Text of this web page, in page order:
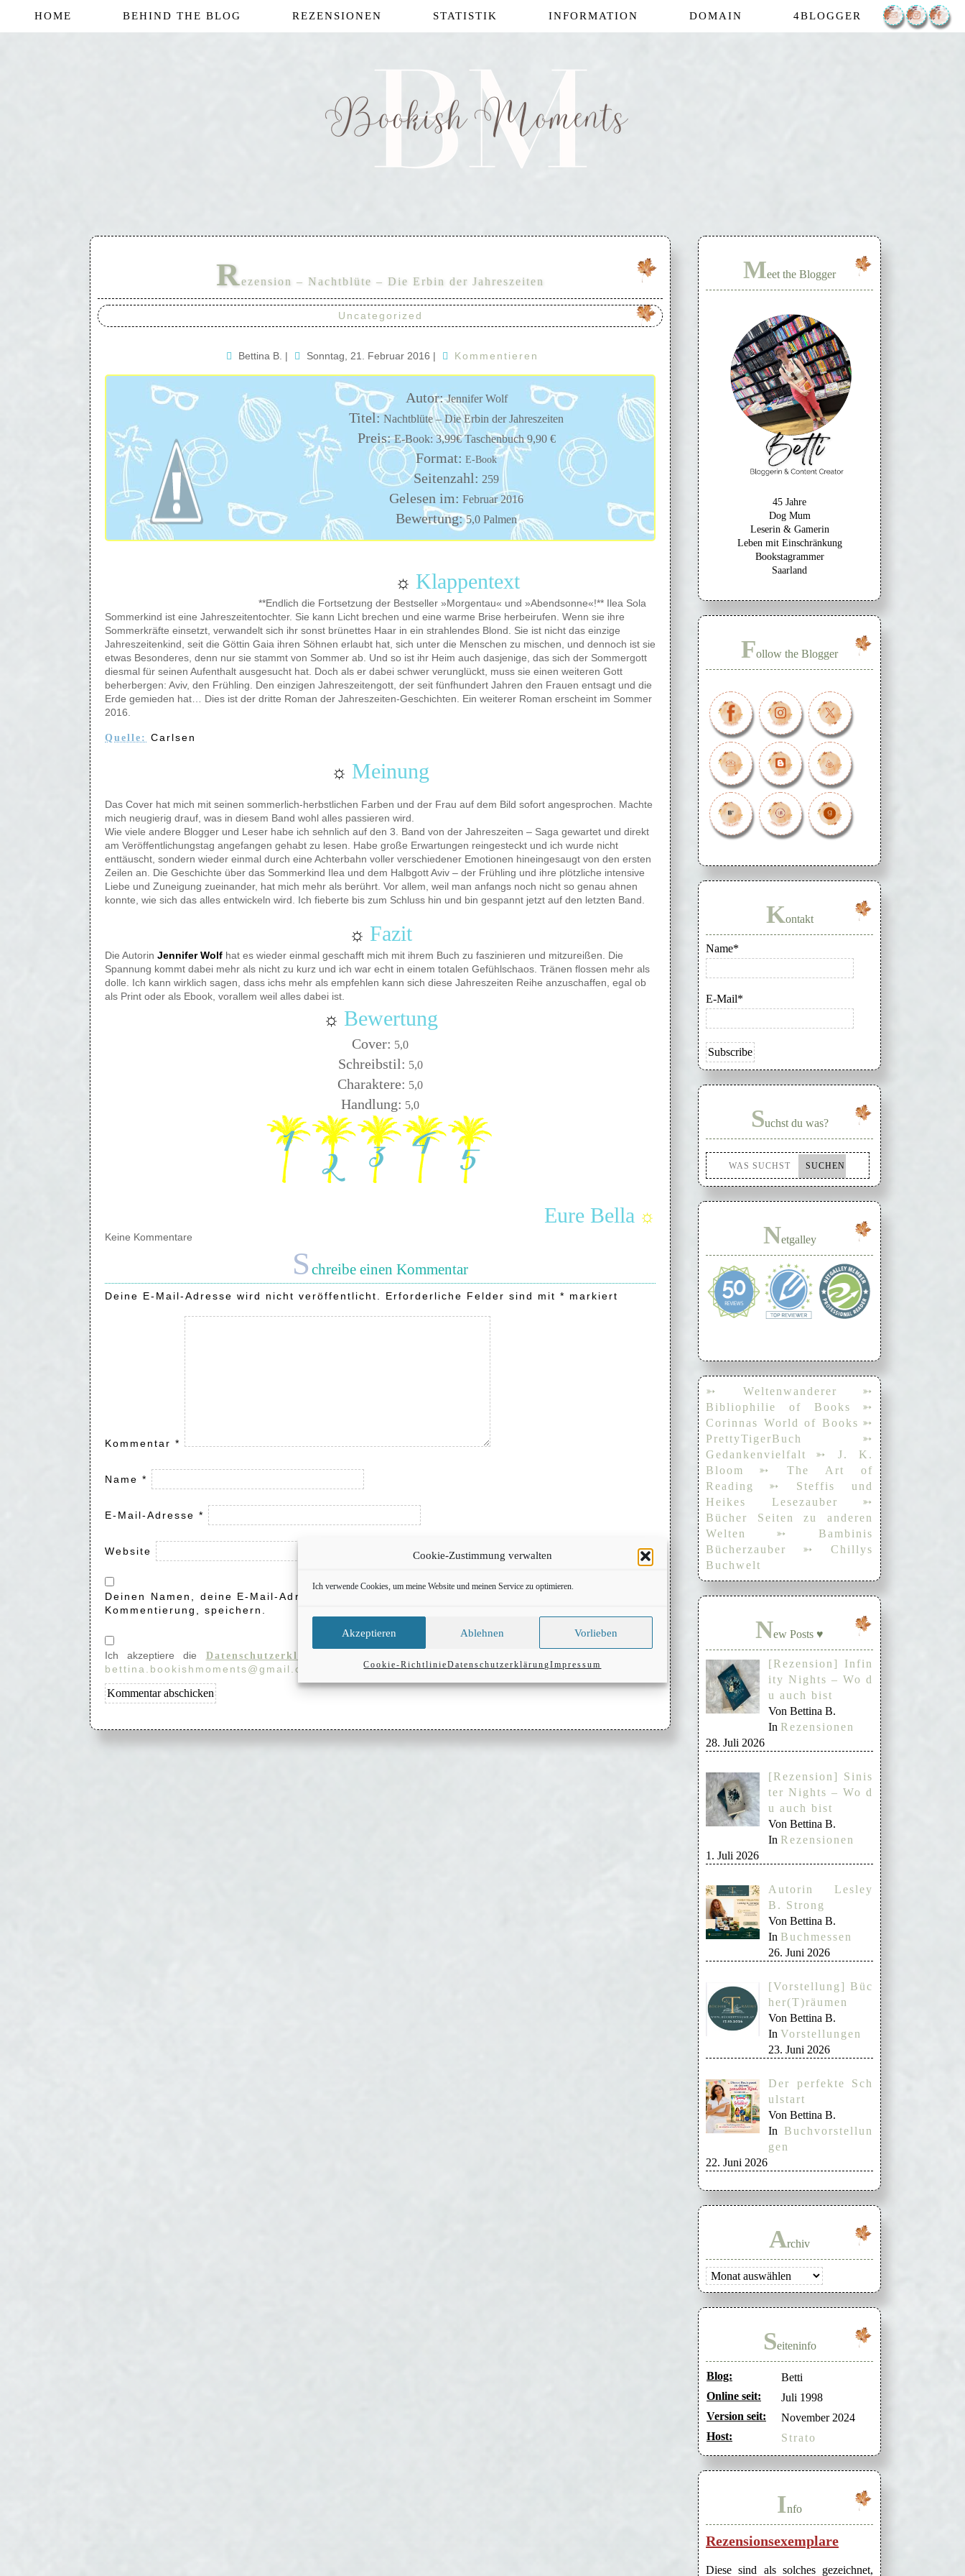
Cookie-Zustimmung verwalten
Ich verwende Cookies, um meine Website und meinen Service zu optimieren.
Akzeptieren Ablehnen Vorlieben
Cookie-RichtlinieDatenschutzerklärungImpressum
HOME BEHIND THE BLOG REZENSIONEN STATISTIK INFORMATION DOMAIN 4BLOGGER
Rezension – Nachtblüte – Die Erbin der Jahreszeiten
Uncategorized
Bettina B. | Sonntag, 21. Februar 2016 | Kommentieren
Autor: Jennifer Wolf
Titel: Nachtblüte – Die Erbin der Jahreszeiten
Preis: E-Book: 3,99€ Taschenbuch 9,90 €
Format: E-Book
Seitenzahl: 259
Gelesen im: Februar 2016
Bewertung: 5,0 Palmen
☼ Klappentext
**Endlich die Fortsetzung der Bestseller »Morgentau« und »Abendsonne«!** Ilea Sola
Sommerkind ist eine Jahreszeitentochter. Sie kann Licht brechen und eine warme Brise herbeirufen. Wenn sie ihre
Sommerkräfte einsetzt, verwandelt sich ihr sonst brünettes Haar in ein strahlendes Blond. Sie ist nicht das einzige
Jahreszeitenkind, seit die Göttin Gaia ihren Söhnen erlaubt hat, sich unter die Menschen zu mischen, und dennoch ist sie
etwas Besonderes, denn nur sie stammt von Sommer ab. Und so ist ihr Heim auch dasjenige, das sich der Sommergott
diesmal für seinen Aufenthalt ausgesucht hat. Doch als er dabei schwer verunglückt, muss sie einen weiteren Gott
beherbergen: Aviv, den Frühling. Den einzigen Jahreszeitengott, der seit fünfhundert Jahren den Frauen entsagt und die
Erde gemieden hat… Dies ist der dritte Roman der Jahreszeiten-Geschichten. Ein weiterer Roman erscheint im Sommer
2016.
Quelle: Carlsen
☼ Meinung
Das Cover hat mich mit seinen sommerlich-herbstlichen Farben und der Frau auf dem Bild sofort angesprochen. Machte
mich neugierig drauf, was in diesem Band wohl alles passieren wird.
Wie viele andere Blogger und Leser habe ich sehnlich auf den 3. Band von der Jahreszeiten – Saga gewartet und direkt
am Veröffentlichungstag angefangen gehabt zu lesen. Habe große Erwartungen reingesteckt und ich wurde nicht
enttäuscht, sondern wieder einmal durch eine Achterbahn voller verschiedener Emotionen hineingesaugt von den ersten
Zeilen an. Die Geschichte über das Sommerkind Ilea und dem Halbgott Aviv – der Frühling und ihre plötzliche intensive
Liebe und Zuneigung zueinander, hat mich mehr als berührt. Vor allem, weil man anfangs noch nicht so genau ahnen
konnte, wie sich das alles entwickeln wird. Ich fieberte bis zum Schluss hin und bin gespannt jetzt auf den letzten Band.
☼ Fazit
Die Autorin Jennifer Wolf hat es wieder einmal geschafft mich mit ihrem Buch zu faszinieren und mitzureißen. Die
Spannung kommt dabei mehr als nicht zu kurz und ich war echt in einem totalen Gefühlschaos. Tränen flossen mehr als
dolle. Ich kann wirklich sagen, dass ichs mehr als empfehlen kann sich diese Jahreszeiten Reihe anzuschaffen, egal ob
als Print oder als Ebook, vorallem weil alles dabei ist.
☼ Bewertung
Cover: 5,0
Schreibstil: 5,0
Charaktere: 5,0
Handlung: 5,0
Eure Bella ☼
Keine Kommentare
S chreibe einen Kommentar
Deine E-Mail-Adresse wird nicht veröffentlicht. Erforderliche Felder sind mit * markiert
Kommentar *
Name *
E-Mail-Adresse *
Website
Deinen Namen, deine E-Mail-Adresse und deine Website in diesem Browser, für die nächste
Kommentierung, speichern.
Ich akzeptiere die Datenschutzerklärung
bettina.bookishmoments@gmail.com
widerrufen.*
Meet the Blogger
45 Jahre
Dog Mum
Leserin & Gamerin
Leben mit Einschränkung
Bookstagrammer
Saarland
Follow the Blogger
Kontakt
Name*
E-Mail*
Suchst du was?
Netgalley
➳ Weltenwanderer
➳
Bibliophilie of Books
➳
Corinnas World of Books ➳
PrettyTigerBuch
➳
Gedankenvielfalt
➳ J. K.
Bloom
➳ The Art of
Reading
➳ Steffis und
Heikes Lesezauber
➳
Bücher Seiten zu anderen
Welten
➳ Bambinis
Bücherzauber
➳ Chillys
Buchwelt
New Posts ♥
[Rezension] Infin
ity Nights – Wo d
u auch bist
Von Bettina B.
In Rezensionen
28. Juli 2026
[Rezension] Sinis
ter Nights – Wo d
u auch bist
Von Bettina B.
In Rezensionen
1. Juli 2026
Autorin Lesley
B. Strong
Von Bettina B.
In Buchmessen
26. Juni 2026
[Vorstellung] Büc
her(T)räumen
Von Bettina B.
In Vorstellungen
23. Juni 2026
Der perfekte Sch
ulstart
Von Bettina B.
In Buchvorstellun
gen
22. Juni 2026
Archiv
Archiv
Seiteninfo
Blog:
Betti
Online seit:
Juli 1998
Version seit:
November 2024
Host:
Strato
Info
Rezensionsexemplare
Diese sind als solches gezeichnet,